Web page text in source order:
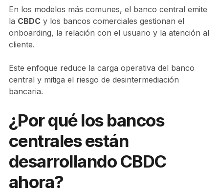
En los modelos más comunes, el banco central emite
la CBDCy los bancos comerciales gestionan el
onboarding, la relación con el usuario y la atención al
cliente.
Este enfoque reduce la carga operativa del banco
central y mitiga el riesgo de desintermediación
bancaria.
¿Por qué los bancos
centrales están
desarrollando CBDC
ahora?